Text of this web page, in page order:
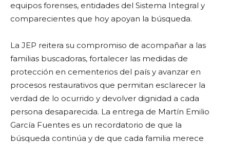
equipos forenses, entidades del Sistema Integral y
comparecientes que hoy apoyan la búsqueda.
La JEP reitera su compromiso de acompañar a las
familias buscadoras, fortalecer las medidas de
protección en cementerios del país y avanzar en
procesos restaurativos que permitan esclarecer la
verdad de lo ocurrido y devolver dignidad a cada
persona desaparecida. La entrega de Martín Emilio
García Fuentes es un recordatorio de que la
búsqueda continúa y de que cada familia merece